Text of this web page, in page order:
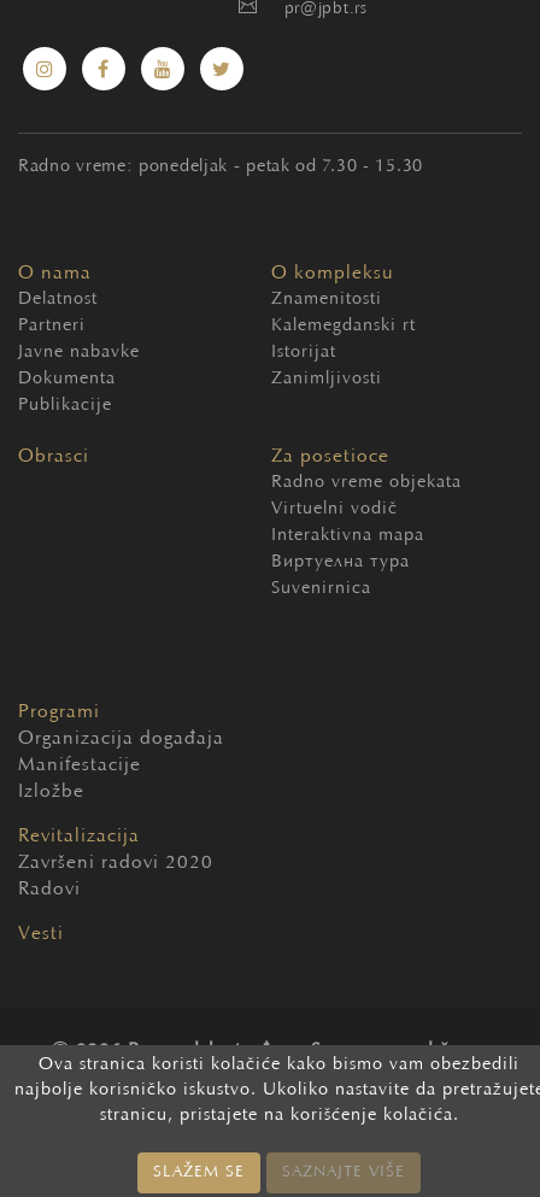
Ova stranica koristi kolačiće kako bismo vam obezbedili
najbolje korisničko iskustvo. Ukoliko nastavite da
stranicu, pristajete na korišćenje kolačića.
SLAŽEM SE SAZNAJTE VIŠE
pr@jpbt.rs
Radno vreme: ponedeljak - petak od 7.30 - 15.30
O nama
Delatnost
Partneri
Javne nabavke
Dokumenta
Publikacije
O kompleksu
Znamenitosti
Kalemegdanski rt
Istorijat
Zanimljivosti
Obrasci Za posetioce
Radno vreme objekata
Virtuelni vodič
Interaktivna mapa
Виртуелна тура
Suvenirnica
Programi
Organizacija događaja
Manifestacije
Izložbe
Revitalizacija
Završeni radovi 2020
Radovi
Vesti
2026 Beogradska tvrđava. Sva prava zadržana.